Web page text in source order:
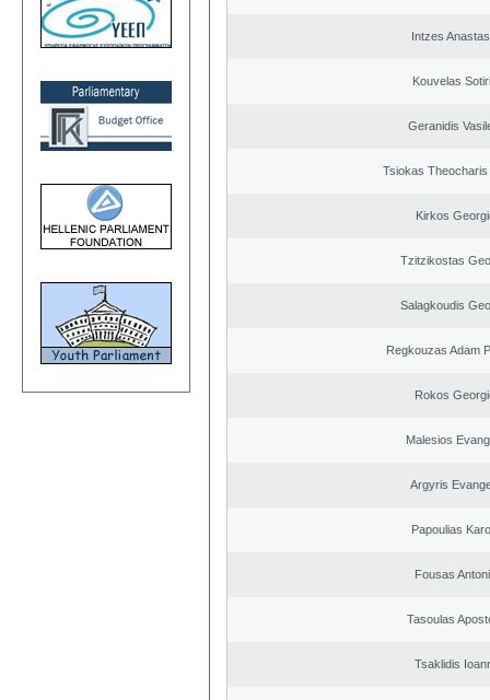
Intzes
Kouvelas
Geranidis
Tsiokas
Kirkos
Tzitzikostas
Salagkoudis
Regkouzas Adam
Rokos
Malesios
Argyris
Papoulias
Fousas
Tasoulas
Tsaklidis